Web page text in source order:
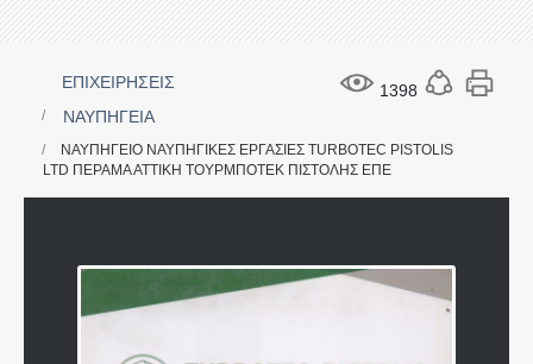
1398
ΕΠΙΧΕΙΡΗΣΕΙΣ
ΝΑΥΠΗΓΕΙΑ
ΝΑΥΠΗΓΕΙΟ ΝΑΥΠΗΓΙΚΕΣ ΕΡΓΑΣΙΕΣ TURBOTEC PISTOLIS
LTD ΠΕΡΑΜΑ ΑΤΤΙΚΗ ΤΟΥΡΜΠΟΤΕΚ ΠΙΣΤΟΛΗΣ ΕΠΕ